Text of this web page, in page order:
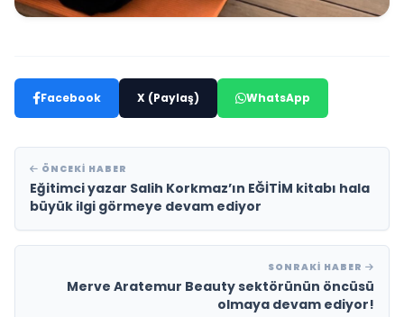
Facebook X (Paylaş) WhatsApp
ÖNCEKI HABER
Eğitimci yazar Salih Korkmaz’ın EĞİTİM kitabı hala
büyük ilgi görmeye devam ediyor
SONRAKI HABER
Merve Aratemur Beauty sektörünün öncüsü
olmaya devam ediyor!